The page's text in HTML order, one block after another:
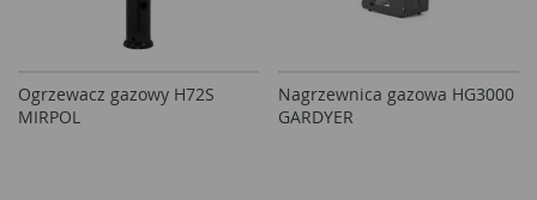
Ogrzewacz gazowy H72S
MIRPOL
Nagrzewnica gazowa HG3000
GARDYER